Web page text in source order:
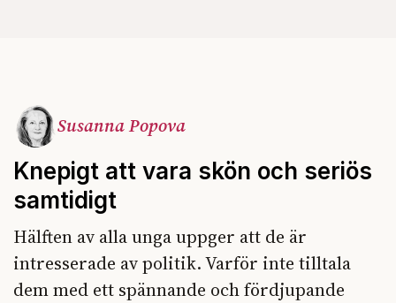
Susanna Popova
Knepigt att vara skön och seriös
samtidigt
Hälften av alla unga uppger att de är
intresserade av politik. Varför inte tilltala
dem med ett spännande och fördjupande